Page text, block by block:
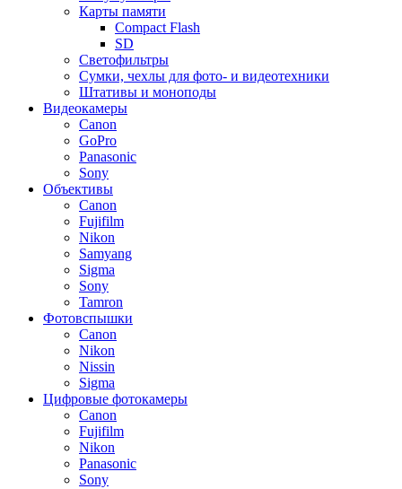
Карты памяти
Compact Flash
SD
Светофильтры
Сумки, чехлы для фото- и видеотехники
Штативы и моноподы
Видеокамеры
Canon
GoPro
Panasonic
Sony
Объективы
Canon
Fujifilm
Nikon
Samyang
Sigma
Sony
Tamron
Фотовспышки
Canon
Nikon
Nissin
Sigma
Цифровые фотокамеры
Canon
Fujifilm
Nikon
Panasonic
Sony